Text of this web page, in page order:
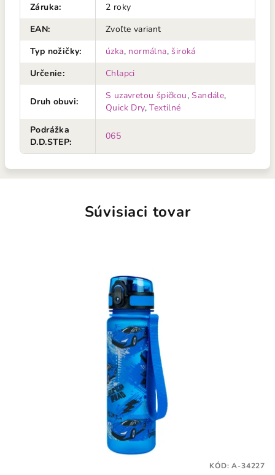
Záruka:
2 roky
EAN:
Zvoľte variant
Typ nožičky: úzka, normálna, široká
Určenie: Chlapci
Druh obuvi:
S uzavretou špičkou,Sandále,
Quick Dry,Textilné
Podrážka
D.D.STEP:
065
Súvisiaci tovar
KÓD:A-34227